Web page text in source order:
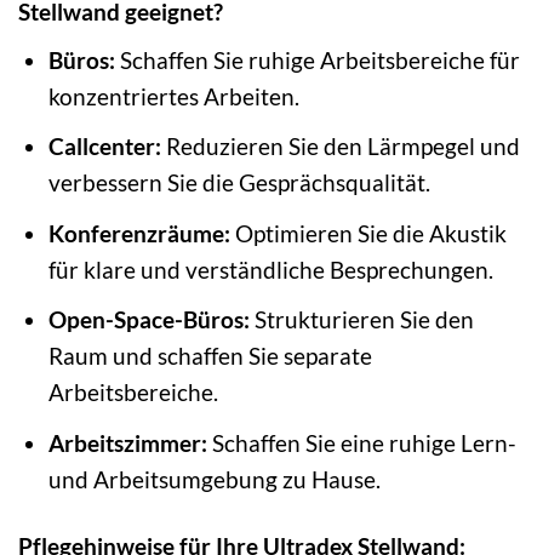
Stellwand geeignet?
Büros: Schaffen Sie ruhige Arbeitsbereiche für
konzentriertes Arbeiten.
Callcenter: Reduzieren Sie den Lärmpegel und
verbessern Sie die Gesprächsqualität.
Konferenzräume: Optimieren Sie die Akustik
für klare und verständliche Besprechungen.
Open-Space-Büros: Strukturieren Sie den
Raum und schaffen Sie separate
Arbeitsbereiche.
Arbeitszimmer: Schaffen Sie eine ruhige Lern-
und Arbeitsumgebung zu Hause.
Pflegehinweise für Ihre Ultradex Stellwand: